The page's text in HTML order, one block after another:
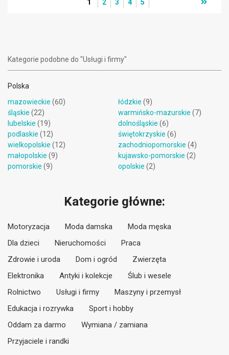
1 2 3 4 5
Kategorie podobne do "Usługi i firmy"
Polska
mazowieckie (60)
śląskie (22)
lubelskie (19)
podlaskie (12)
wielkopolskie (12)
małopolskie (9)
pomorskie (9)
łódzkie (9)
warmińsko-mazurskie (7)
dolnośląskie (6)
świętokrzyskie (6)
zachodniopomorskie (4)
kujawsko-pomorskie (2)
opolskie (2)
Kategorie główne:
Motoryzacja Moda damska
Moda męska
Dla dzieci
Nieruchomości
Praca
Zdrowie i uroda
Dom i ogród
Zwierzęta
Elektronika
Antyki i kolekcje
Ślub i wesele
Rolnictwo
Usługi i firmy
Maszyny i przemysł
Edukacja i rozrywka
Sport i hobby
Oddam za darmo
Wymiana / zamiana
Przyjaciele i randki